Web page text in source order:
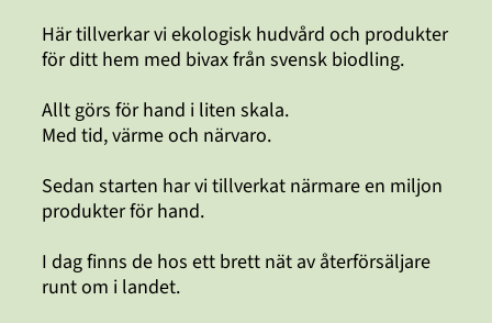
Här tillverkar vi ekologisk hudvård och produkter
för ditt hem med bivax från svensk biodling.
Allt görs för hand i liten skala.
Med tid, värme och närvaro.
Sedan starten har vi tillverkat närmare en miljon
produkter för hand.
I dag finns de hos ett brett nät av återförsäljare
runt om i landet.